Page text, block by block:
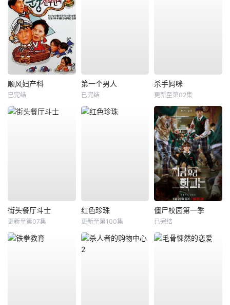
顺风妇产科
已完结
第一个男人
已完结
杀手妈咪
更新至第02集
街头餐厅斗士
更新至第07集
红色珍珠
更新至第100集
僵尸校园第一季
已完结